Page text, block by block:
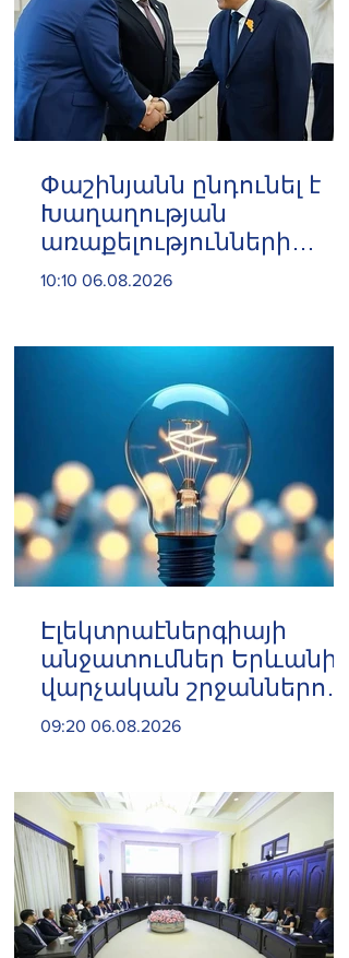
Փաշինյանն ընդունել է
Խաղաղության
առաքելությունների
հարցերով ԱՄՆ հատուկ
Լայթսթոունին և
Կոնստանտին Սոկոլովին
10:10 06.08.2026
Էլեկտրաէներգիայի
անջատումներ Երևանի 8
վարչական շրջաններում
և բոլոր 10 մարզերում
09:20 06.08.2026